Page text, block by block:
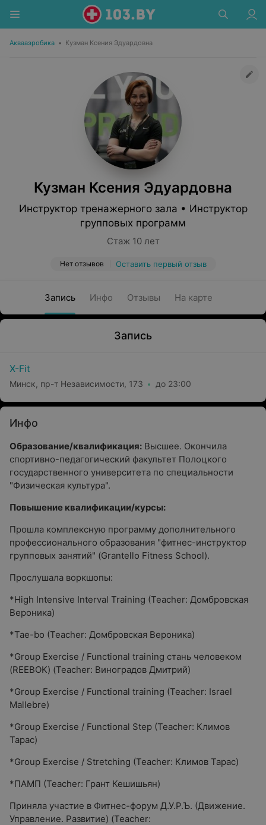
Аквааэробика • Кузман Ксения Эдуардовна
Кузман Ксения Эдуардовна
Инструктор тренажерного зала • Инструктор
групповых программ
Стаж 10 лет
Нет отзывов Оставить первый отзыв
Запись Инфо Отзывы На карте
Запись
X-Fit
Минск, пр-т Независимости, 173 до 23:00
Инфо
Образование/квалификация: Высшее. Окончила
спортивно-педагогический факультет Полоцкого
государственного университета по специальности
"Физическая культура".
Повышение квалификации/курсы:
Прошла комплексную программу дополнительного
профессионального образования "фитнес-инструктор
групповых занятий" (Grantello Fitness School).
Прослушала воркшопы:
*High Intensive Interval Training (Teacher: Домбровская
Вероника)
*Tae-bo (Teacher: Домбровская Вероника)
*Group Exercise / Functional training стань человеком
(REEBOK) (Teacher: Виноградов Дмитрий)
*Group Exercise / Functional training (Teacher: Israel
Mallebre)
*Group Exercise / Functional Step (Teacher: Климов
Тарас)
*Group Exercise / Stretching (Teacher: Климов Тарас)
*ПАМП (Teacher: Грант Кешишьян)
Приняла участие в Фитнес-форум Д.У.Р.Ъ. (Движение.
Управление. Развитие) (Teacher: